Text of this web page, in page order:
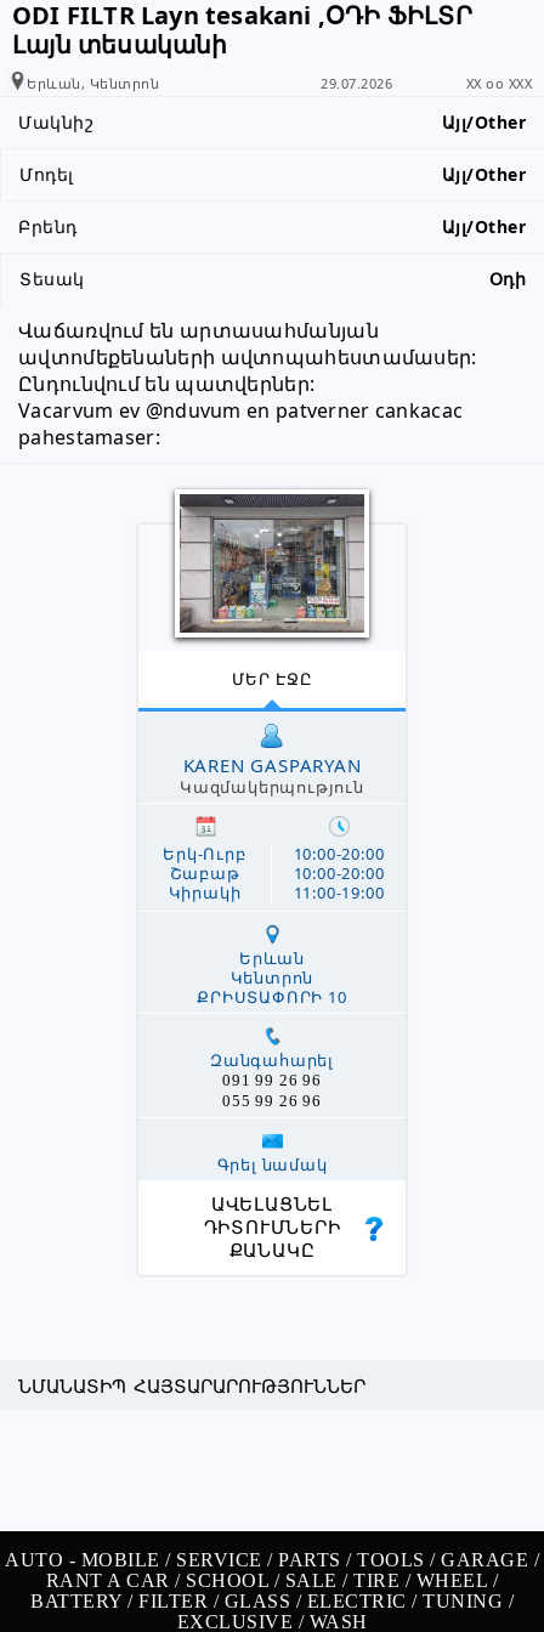
ODI FILTR Layn tesakani ,ՕԴԻ ՖԻԼՏՐ
Լայն տեսականի
Երևան, Կենտրոն 29.07.2026 XX oo XXX
Մակնիշ Այլ/Other
Մոդել Այլ/Other
Բրենդ Այլ/Other
Տեսակ Օդի
Վաճառվում են արտասահմանյան
ավտոմեքենաների ավտոպահեստամասեր:
Ընդունվում են պատվերներ:
Vacarvum ev @nduvum en patverner cankacac
pahestamaser:
ՄԵՐ ԷՋԸ
KAREN GASPARYAN
Կազմակերպություն
Երկ-Ուրբ
Շաբաթ
Կիրակի
10:00-20:00
10:00-20:00
11:00-19:00
Երևան
Կենտրոն
ՔՐԻՍՏԱՓՈՐԻ 10
Զանգահարել
091 99 26 96
055 99 26 96
Գրել նամակ
ԱՎԵԼԱՑՆԵԼ
ԴԻՏՈՒՄՆԵՐԻ
ՔԱՆԱԿԸ
տեղեկացնել, որ իր տվյալները
վերցրել եք www.RALLY.am կայքից
ՆՄԱՆԱՏԻՊ ՀԱՅՏԱՐԱՐՈՒԹՅՈՒՆՆԵՐ
AUTO - MOBILE / SERVICE / PARTS / TOOLS / GARAGE /
RANT A CAR / SCHOOL / SALE /TIRE / WHEEL /
BATTERY / FILTER / GLASS / ELECTRIC / TUNING /
EXCLUSIVE / WASH